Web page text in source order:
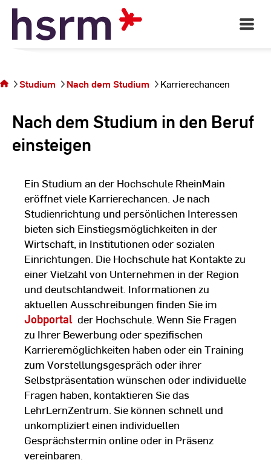
Skip
Content
Open
Main
sich auf der
SeiteStudium Nach dem Studium Karrierechancen
Nach dem Studium in den Beruf
einsteigen
Ein Studium an der Hochschule RheinMain
eröffnet viele Karrierechancen. Je nach
Studienrichtung und persönlichen Interessen
bieten sich Einstiegsmöglichkeiten in der
Wirtschaft, in Institutionen oder sozialen
Einrichtungen. Die Hochschule hat Kontakte zu
einer Vielzahl von Unternehmen in der Region
und deutschlandweit. Informationen zu
aktuellen Ausschreibungen finden Sie im
Jobportal der Hochschule. Wenn Sie Fragen
zu Ihrer Bewerbung oder spezifischen
Karrieremöglichkeiten haben oder ein Training
zum Vorstellungsgespräch oder ihrer
Selbstpräsentation wünschen oder individuelle
Fragen haben, kontaktieren Sie das
LehrLernZentrum. Sie können schnell und
unkompliziert einen individuellen
Gesprächstermin online oder in Präsenz
vereinbaren.